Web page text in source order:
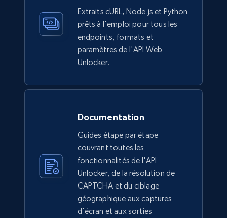
Extraits cURL, Node.js et Python
prêts à l'emploi pour tous les
endpoints, formats et
paramètres de l'API Web
Unlocker.
Documentation
Guides étape par étape
couvrant toutes les
fonctionnalités de l'API
Unlocker, de la résolution de
CAPTCHA et du ciblage
géographique aux captures
d'écran et aux sorties